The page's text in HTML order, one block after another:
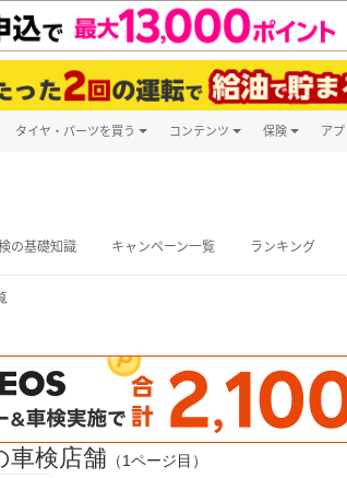
タイヤ・パーツを買う コンテンツ 保険 アプ
の基礎知識 キャンペーン一覧 ランキング
車検店舗 （1ページ目）